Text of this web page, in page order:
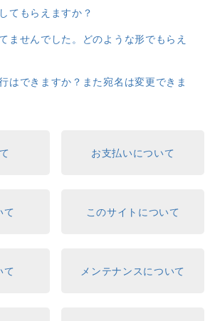
てもらえますか？
ませんでした。どのような形でもらえ
はできますか？また宛名は変更できま
お支払いについて
て このサイトについて
て メンテナンスについて